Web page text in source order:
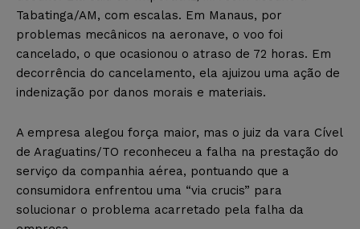
Tabatinga/AM, com escalas. Em Manaus, por
problemas mecânicos na aeronave, o voo foi
cancelado, o que ocasionou o atraso de 72 horas. Em
decorrência do cancelamento, ela ajuizou uma ação de
indenização por danos morais e materiais.
A empresa alegou força maior, mas o juiz da vara Cível
de Araguatins/TO reconheceu a falha na prestação do
serviço da companhia aérea, pontuando que a
consumidora enfrentou uma “via crucis” para
solucionar o problema acarretado pela falha da